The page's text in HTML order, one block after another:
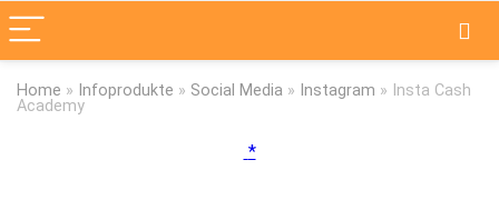
Home » Infoprodukte » Social Media » Instagram » Insta Cash
Academy